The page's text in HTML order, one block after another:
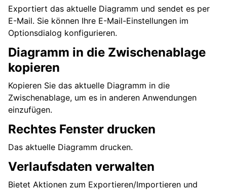
Exportiert das aktuelle Diagramm und sendet es per
E-Mail. Sie können Ihre E-Mail-Einstellungen im
Optionsdialog konfigurieren.
Diagramm in die Zwischenablage
kopieren
Kopieren Sie das aktuelle Diagramm in die
Zwischenablage, um es in anderen Anwendungen
einzufügen.
Rechtes Fenster drucken
Das aktuelle Diagramm drucken.
Verlaufsdaten verwalten
Bietet Aktionen zum Exportieren/Importieren und